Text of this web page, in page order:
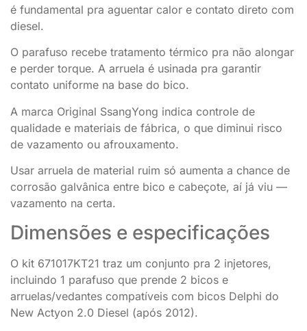
é fundamental pra aguentar calor e contato direto com
diesel.
O parafuso recebe tratamento térmico pra não alongar
e perder torque. A arruela é usinada pra garantir
contato uniforme na base do bico.
A marca Original SsangYong indica controle de
qualidade e materiais de fábrica, o que diminui risco
de vazamento ou afrouxamento.
Usar arruela de material ruim só aumenta a chance de
corrosão galvânica entre bico e cabeçote, aí já viu —
vazamento na certa.
Dimensões e especificações
O kit 671017KT21 traz um conjunto pra 2 injetores,
incluindo 1 parafuso que prende 2 bicos e
arruelas/vedantes compatíveis com bicos Delphi do
New Actyon 2.0 Diesel (após 2012).